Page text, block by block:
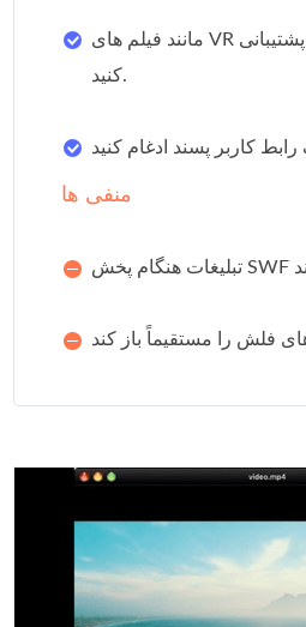
مانند فیلم های VR از فناوری پیشرفته پشتیبانی
کنید.
منفی ها